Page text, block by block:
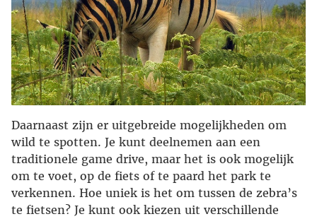
Daarnaast zijn er uitgebreide mogelijkheden om
wild te spotten. Je kunt deelnemen aan een
traditionele game drive, maar het is ook mogelijk
om te voet, op de fiets of te paard het park te
verkennen. Hoe uniek is het om tussen de zebra’s
te fietsen? Je kunt ook kiezen uit verschillende